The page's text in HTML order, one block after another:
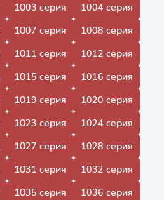
1003 серия
1004 серия
1007 серия
1008 серия
1011 серия
1012 серия
1015 серия
1016 серия
1019 серия
1020 серия
1023 серия
1024 серия
1027 серия
1028 серия
1031 серия
1032 серия
1035 серия
1036 серия